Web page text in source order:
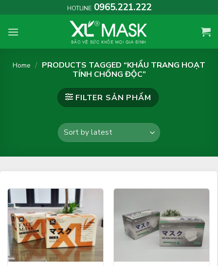
to
content
HOTLINE 0965.221.222
Home / PRODUCTS TAGGED “KHẨU TRANG HOẠT
TÍNH CHỐNG ĐỘC”
FILTER